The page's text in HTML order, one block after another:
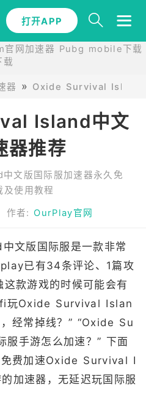
打开APP
官网加速器 Pubg mobile下载
载
器 Oxide Survival Island
Island中文
器推荐
文版国际服加速器永久免
及使用教程
作者: OurPlay官网
文版国际服是一款非常
已有34条评论、1篇攻
款游戏的时候可能会有
玩Oxide Survival Islan
经常掉线？” “Oxide Su
手游怎么加速？” 下面
免费加速Oxide Survival I
加速器，无延迟玩国际服